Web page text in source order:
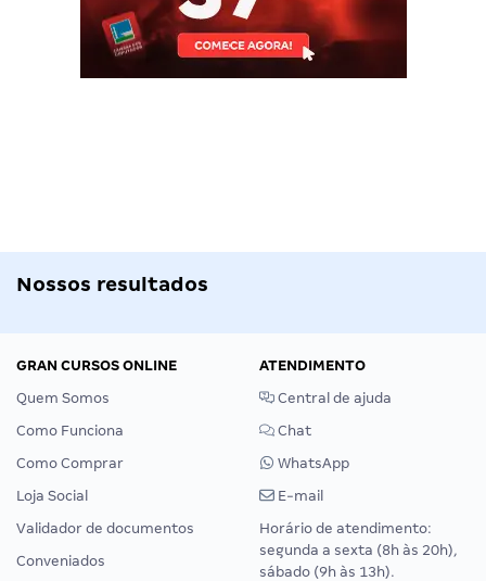
Nossos resultados
GRAN CURSOS ONLINE
Quem Somos
Como Funciona
Como Comprar
Loja Social
Validador de documentos
Conveniados
ATENDIMENTO
Central de ajuda
Chat
WhatsApp
E-mail
Horário de atendimento:
segunda a sexta (8h às 20h),
sábado (9h às 13h).